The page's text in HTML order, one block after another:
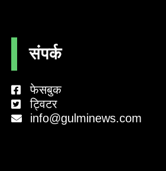
संपर्क
फेसबुक
ट्विटर
info@gulminews.com